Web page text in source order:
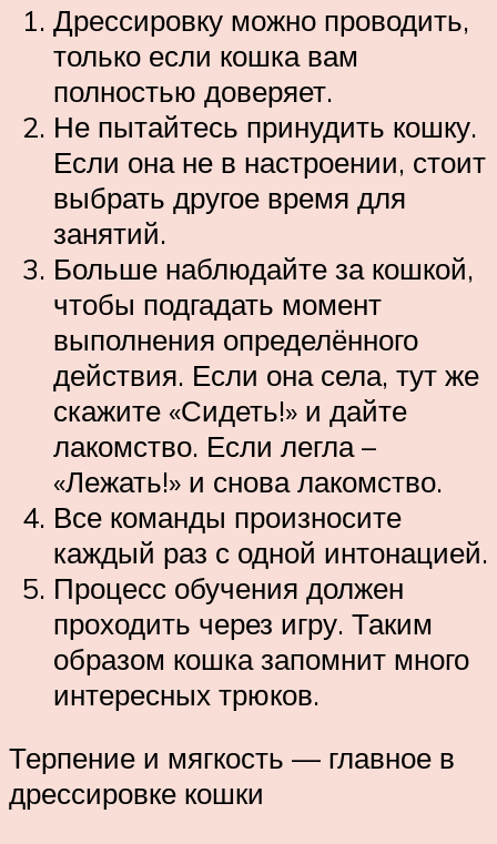
Дрессировку можно проводить,
только если кошка вам
полностью доверяет.
Не пытайтесь принудить кошку.
Если она не в настроении, стоит
выбрать другое время для
занятий.
Больше наблюдайте за кошкой,
чтобы подгадать момент
выполнения определённого
действия. Если она села, тут же
скажите «Сидеть!» и дайте
лакомство. Если легла –
«Лежать!» и снова лакомство.
Все команды произносите
каждый раз с одной интонацией.
Процесс обучения должен
проходить через игру. Таким
образом кошка запомнит много
интересных трюков.
Терпение и мягкость — главное в
дрессировке кошки